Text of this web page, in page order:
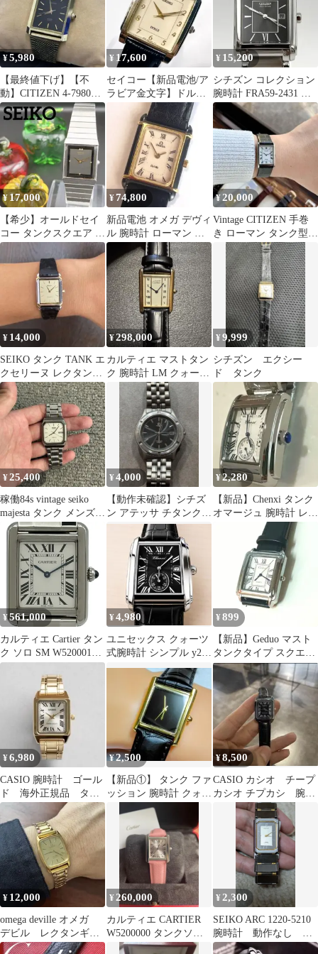
¥5,980
【最終値下げ】【不
動】CITIZEN 4-798074
ヴィンテージ タンク
¥ 17,600
セイコー【新品電池/ア
ラビア金文字】ドルチ
ェ タンク 稼働 5E31-
¥ 15,200
シチズン コレクション
腕時計 FRA59-2431 エ
コドライブ スクエア 黒
¥17,000
【希少】オールドセイ
コー タンクスクエア グ
レー クォーツ メンズ腕
時計 レトロ
¥ 74,800
新品電池 オメガ デヴィ
ル 腕時計 ローマン レ
クタンギュラー タンク
ゴールド
¥20,000
Vintage CITIZEN 手巻
き ローマン タンク型
1975年
¥ 14,000
SEIKO タンク TANK エ
クセリーヌ レクタンギ
ュラー ゴールド コンビ
¥298,000
カルティエ マストタン
ク 腕時計 LM クォーツ
縦ローマン メンズ
¥9,999
シチズン エクシー
ド タンク
¥25,400
稼働84s vintage seiko
majesta タンク メンズ腕
時計qz
¥4,000
【動作未確認】シチズ
ン アテッサ チタンクォ
ーツ（型番：4713-
472209）
¥2,280
【新品】Chenxi タンク
オマージュ 腕時計 レク
タン スクエア ホワ
¥561,000
カルティエ Cartier タン
ク ソロ SM W5200013
シルバー ステンレスス
チール クオーツ レディ
ース 腕時計
¥4,980
ユニセックス クォーツ
式腕時計 シンプル y2k
腕時計 タンクMCオマ
¥ 899
【新品】Geduo マスト
タンクタイプ スクエア
腕時計 レクタン オマー
ジュ
¥6,980
CASIO 腕時計 ゴール
ド 海外正規品 タン
ク
¥2,500
【新品①】 タンク ファ
ッション 腕時計 クォー
ツ 3針 レクタンギュラ
¥8,500
CASIO カシオ チープ
カシオ チプカシ 腕時
計 タンク
¥ 12,000
omega deville オメガ
デビル レクタンギュ
ラー タンク 時計
¥ 260,000
カルティエ CARTIER
W5200000 タンクソロ
SMクォーツ レディー
¥ 2,300
SEIKO ARC 1220-5210
腕時計 動作なし タ
ンク